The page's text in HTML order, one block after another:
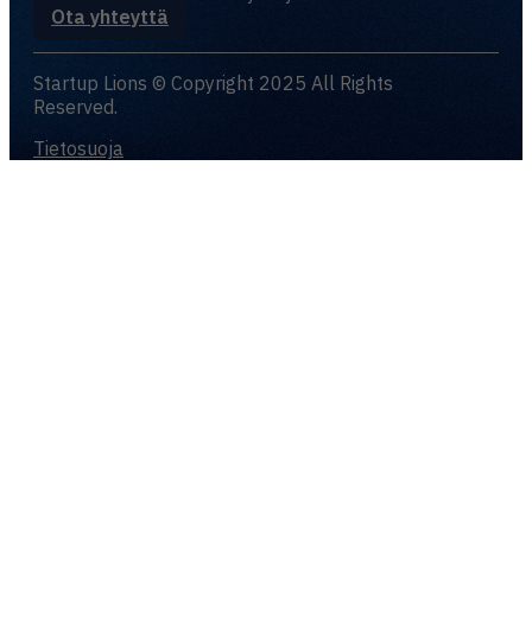
Ota yhteyttä
Startup Lions © Copyright 2025 All Rights
Reserved.
Tietosuoja